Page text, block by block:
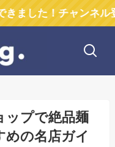
チャンネル登録お願
ップで絶品麺
めの名店ガイ